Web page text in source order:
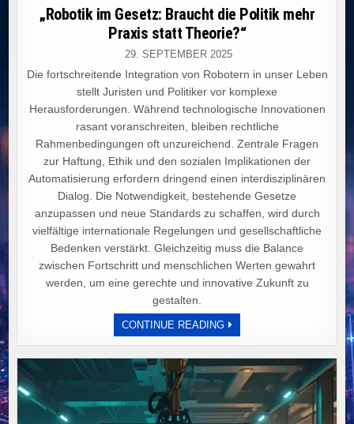
in
„Robotik im Gesetz: Braucht die Politik mehr
Praxis statt Theorie?“
29. SEPTEMBER 2025
Die fortschreitende Integration von Robotern in unser Leben
stellt Juristen und Politiker vor komplexe
Herausforderungen. Während technologische Innovationen
rasant voranschreiten, bleiben rechtliche
Rahmenbedingungen oft unzureichend. Zentrale Fragen
zur Haftung, Ethik und den sozialen Implikationen der
Automatisierung erfordern dringend einen interdisziplinären
Dialog. Die Notwendigkeit, bestehende Gesetze
anzupassen und neue Standards zu schaffen, wird durch
vielfältige internationale Regelungen und gesellschaftliche
Bedenken verstärkt. Gleichzeitig muss die Balance
zwischen Fortschritt und menschlichen Werten gewahrt
werden, um eine gerechte und innovative Zukunft zu
gestalten.
CONTINUE READING„ROBOTIK
IM
GESETZ:
DIE
POLITIK
MEHR
PRAXIS
STATT
THEORIE?“